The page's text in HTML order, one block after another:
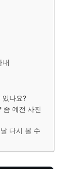
내
있나요?
좀 예전 사진
다시 볼 수